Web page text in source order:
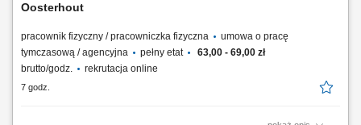
Oosterhout
pracownik fizyczny / pracowniczka fizyczna
umowa o pracę
tymczasową / agencyjna
pełny etat
63,00 - 69,00 zł
brutto/godz.
rekrutacja online
7 godz.